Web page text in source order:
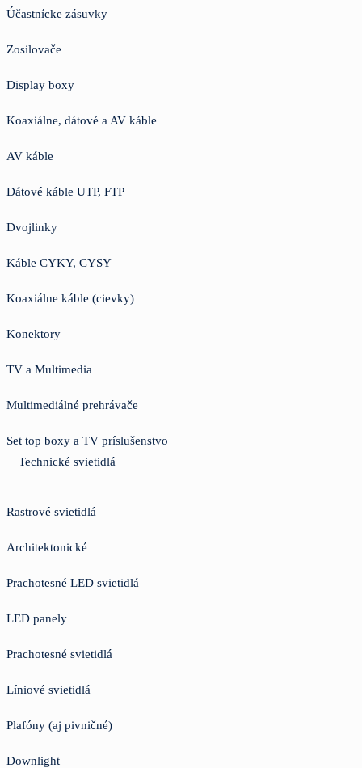
Účastnícke zásuvky
Zosilovače
Display boxy
Koaxiálne, dátové a AV káble
AV káble
Dátové káble UTP, FTP
Dvojlinky
Káble CYKY, CYSY
Koaxiálne káble (cievky)
Konektory
TV a Multimedia
Multimediálné prehrávače
Set top boxy a TV príslušenstvo
Technické svietidlá
Rastrové svietidlá
Architektonické
Prachotesné LED svietidlá
LED panely
Prachotesné svietidlá
Líniové svietidlá
Plafóny (aj pivničné)
Downlight